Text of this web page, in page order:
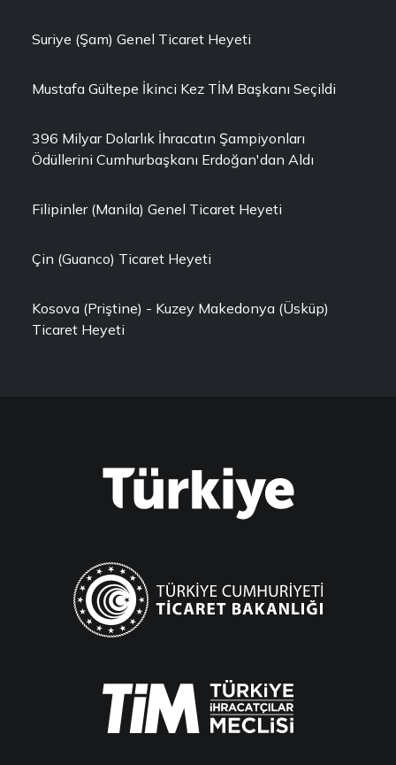
Suriye (Şam) Genel Ticaret Heyeti
Mustafa Gültepe İkinci Kez TİM Başkanı Seçildi
396 Milyar Dolarlık İhracatın Şampiyonları
Ödüllerini Cumhurbaşkanı Erdoğan'dan Aldı
Filipinler (Manila) Genel Ticaret Heyeti
Çin (Guanco) Ticaret Heyeti
Kosova (Priştine) - Kuzey Makedonya (Üsküp)
Ticaret Heyeti